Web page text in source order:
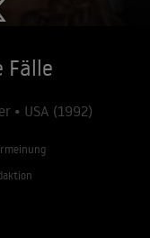
Fälle
• USA (1992)